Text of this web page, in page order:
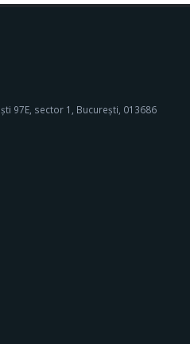
97E, sector 1, București, 013686